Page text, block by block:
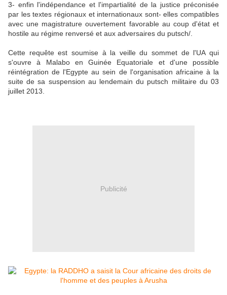
3- enfin l'indépendance et l'impartialité de la justice préconisée
par les textes régionaux et internationaux sont- elles compatibles
avec une magistrature ouvertement favorable au coup d'état et
hostile au régime renversé et aux adversaires du putsch/.
Cette requête est soumise à la veille du sommet de l'UA qui
s'ouvre à Malabo en Guinée Equatoriale et d'une possible
réintégration de l'Egypte au sein de l'organisation africaine à la
suite de sa suspension au lendemain du putsch militaire du 03
juillet 2013.
Publicité